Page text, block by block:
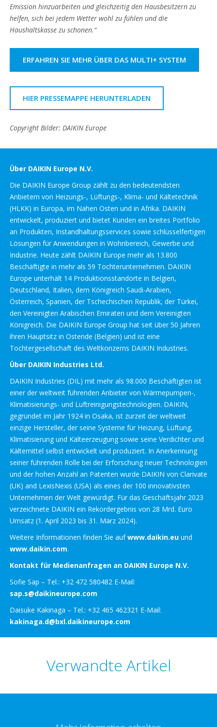
Emission hinzuarbeiten und gleichzeitig den Hausbesitzern zu
helfen, sich bei jedem Wetter wohl zu fühlen und die
Haushaltskasse zu schonen.“
ERFAHREN SIE MEHR ÜBER DAS MULTI+ SYSTEM
HIER PRESSEMAPPE HERUNTERLADEN
Copyright Bilder: DAIKIN Europe
Über DAIKIN Europe N.V.
Die DAIKIN Europe Group zählt zu den bedeutendsten
Anbietern von Heizungs-, Lüftungs-, Klima- und Kältetechnik
(HLKK) in Europa, im Nahen Osten und in Afrika. DAIKIN
entwickelt, produziert und bietet Kunden ein breites Portfolio
an Produkten, Instandhaltungsservices sowie schlüsselfertigen
Lösungen für Anwendungen in Wohnbereich, Gewerbe und
Industrie. Heute zählt DAIKIN Europe mehr als 13.800
Beschäftigte in mehr als 59 Tochterunternehmen. DAIKIN
Europe unterhält 14 Produktionsstandorte in Belgien,
Deutschland, Italien, dem Königreich Saudi-Arabien,
Österreich, Spanien, der Tschechischen Republik, der Türkei,
den Vereinigten Arabischen Emiraten und dem Vereinigten
Königreich. Die DAIKIN Europe Group hat seit über 50 Jahren
ihren Hauptsitz in Ostende (Belgien) und ist eine
Tochtergesellschaft des Weltkonzerns DAIKIN Industries.
Über DAIKIN Industries Ltd.
DAIKIN Industries (DIL) mit mehr als 98.000 Beschäftigten ist
einer der weltweit führenden Anbieter von Wärmepumpen-,
Klimatisierungs- und Luftreinigungstechnologien. DAIKIN,
gegründet im Jahr 1924 in Osaka, ist zurzeit der weltweit
einzige Hersteller, der seine Systeme für Heizung, Lüftung,
Klimatisierung und Kälteerzeugung sowie seine Verdichter und
Kältemittel selbst entwickelt und produziert. In Anerkennung
seiner führenden Rolle bei der Erforschung neuer Technologien
und der hohen Anzahl an Patenten wurde DAIKIN von Clarivate
(UK) and LexisNexis (USA) als eines der 100 innovativsten
Unternehmen der Welt gewürdigt. Für das Geschäftsjahr 2023
verzeichnete DAIKIN ein Rekordergebnis von 28 Mrd. Euro
Umsatz (1. April 2023 bis 31. März 2024).
Weitere Informationen finden Sie aufwww.daikin.eu und
www.daikin.com.
Kontakt für Medienanfragen an DAIKIN Europe N.V.
Sofie Sap – Tel.: +32 472 580482 E-Mail:
sap.s@daikineurope.com
Daisuke Kakinaga – Tel.: +32 465 462321 E-Mail:
kakinaga.d@bxl.daikineurope.com
Verwandte Artikel